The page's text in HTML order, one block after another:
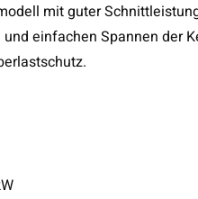
mit guter
einfachen Spannen der